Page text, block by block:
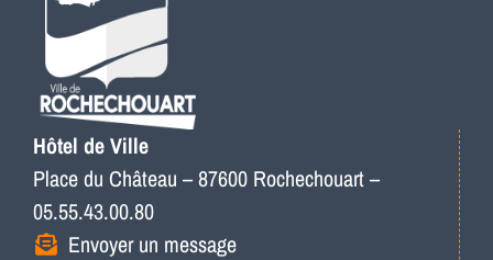
Hôtel de Ville
Place du Château – 87600 Rochechouart –
05.55.43.00.80
Envoyer un message